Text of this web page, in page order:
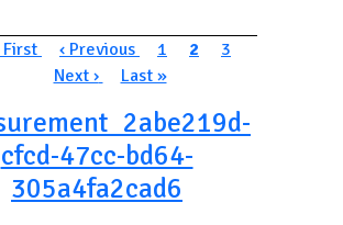
page
Page précédente
‹ Previous Page
1 Page courante
2 Page
3
Next ›
Dernière page
Last »
cfcd-47cc-bd64-
305a4fa2cad6